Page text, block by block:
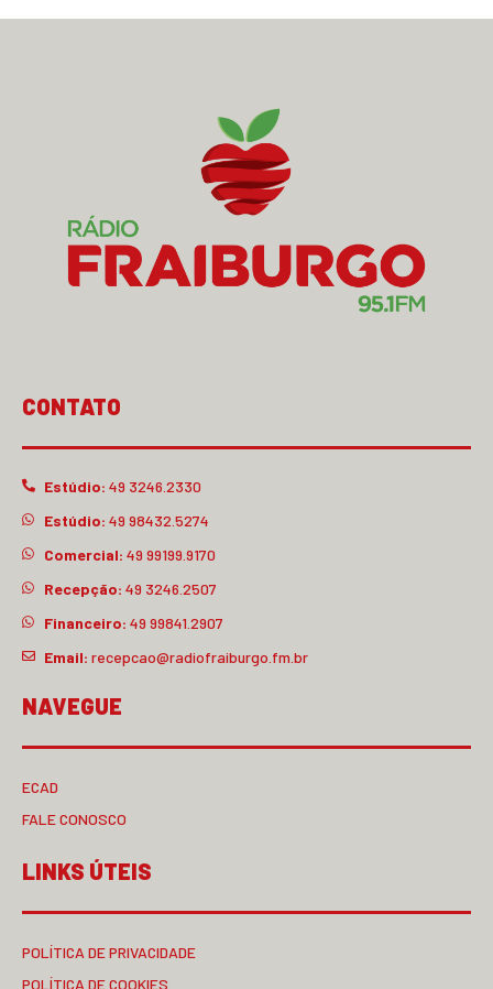
CONTATO
Estúdio: 49 3246.2330
Estúdio: 49 98432.5274
Comercial: 49 99199.9170
Recepção: 49 3246.2507
Financeiro: 49 99841.2907
Email: recepcao@radiofraiburgo.fm.br
NAVEGUE
ECAD
FALE CONOSCO
LINKS ÚTEIS
POLÍTICA DE PRIVACIDADE
POLÍTICA DE COOKIES